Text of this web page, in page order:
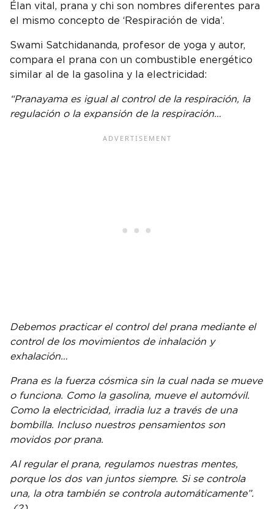
Élan vital, prana y chi son nombres diferentes para
el mismo concepto de ‘Respiración de vida’.
Swami Satchidananda, profesor de yoga y autor,
compara el prana con un combustible energético
similar al de la gasolina y la electricidad:
“Pranayama es igual al control de la respiración, la
regulación o la expansión de la respiración…
Debemos practicar el control del prana mediante el
control de los movimientos de inhalación y
exhalación…
Prana es la fuerza cósmica sin la cual nada se mueve
o funciona. Como la gasolina, mueve el automóvil.
Como la electricidad, irradia luz a través de una
bombilla. Incluso nuestros pensamientos son
movidos por prana.
Al regular el prana, regulamos nuestras mentes,
porque los dos van juntos siempre. Si se controla
una, la otra también se controla automáticamente”.